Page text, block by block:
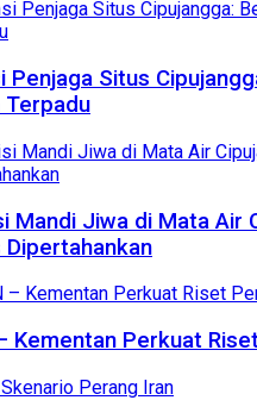
Penjaga Situs
Terpadu
Mandi Jiwa di Mata Air
Dipertahankan
Kementan Perkuat